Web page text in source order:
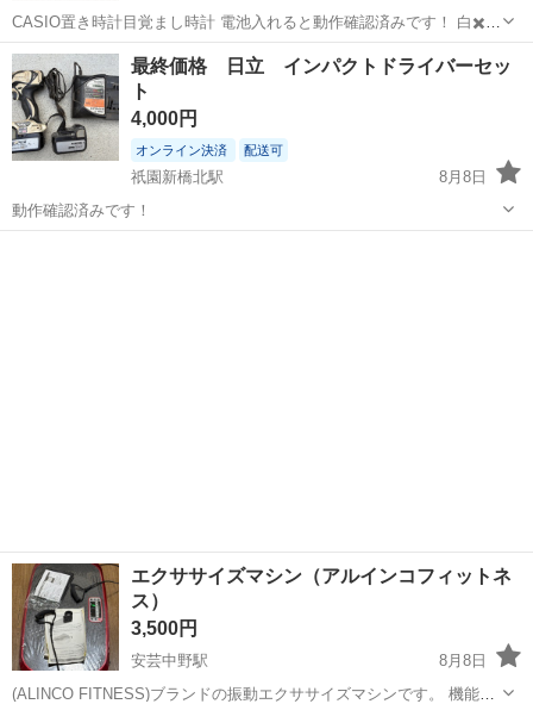
CASIO置き時計目覚まし時計 電池入れると動作確認済みです！ 白✖️黒
のモノトーン置き時計です。
広島 広島市 瀬野駅 その他
最終価格 日立 インパクトドライバーセッ
ト
4,000円
オンライン決済 配送可
祇園新橋北駅
8月8日
動作確認済みです！
エクササイズマシン（アルインコフィットネ
ス）
3,500円
安芸中野駅
8月8日
(ALINCO FITNESS)ブランドの振動エクササイズマシンです。 機能：